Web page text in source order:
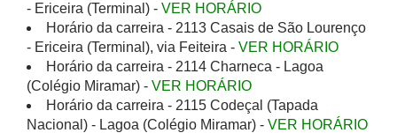
- Ericeira (Terminal) - VER HORÁRIO
Horário da carreira - 2113 Casais de São Lourenço
- Ericeira (Terminal), via Feiteira - VER HORÁRIO
Horário da carreira - 2114 Charneca - Lagoa
(Colégio Miramar) - VER HORÁRIO
Horário da carreira - 2115 Codeçal (Tapada
Nacional) - Lagoa (Colégio Miramar) - VER HORÁRIO